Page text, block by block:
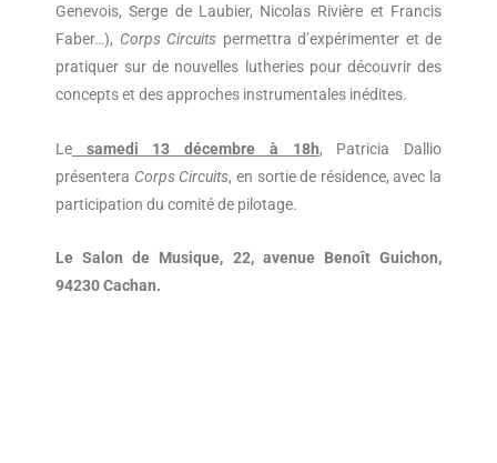
Genevois, Serge de Laubier, Nicolas Rivière et Francis
Faber…), Corps Circuits permettra d’expérimenter et de
pratiquer sur de nouvelles lutheries pour découvrir des
concepts et des approches instrumentales inédites.
Le samedi 13 décembre à 18h, Patricia Dallio
présentera Corps Circuits, en sortie de résidence, avec la
participation du comité de pilotage.
Le Salon de Musique, 22, avenue Benoît Guichon,
94230 Cachan.